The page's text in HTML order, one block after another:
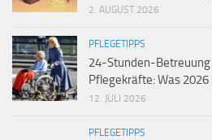
2. AUGUST 2026
PFLEGETIPPS
24-Stunden-
Pflegekräfte: Was
12. JULI 2026
PFLEGETIPPS